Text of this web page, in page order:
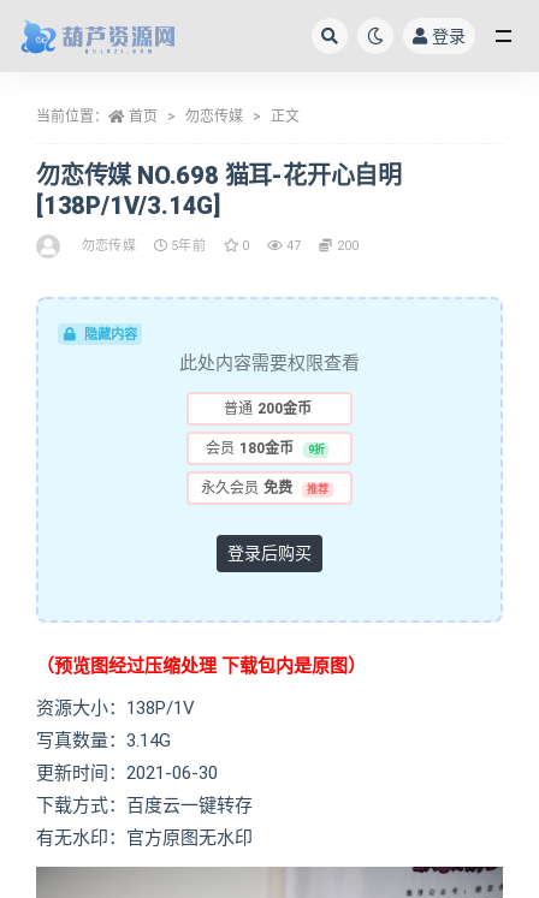
登录
当前位置： 首页 勿恋传媒 正文
勿恋传媒 NO.698 猫耳-花开心自明
[138P/1V/3.14G]
勿恋传媒 5年前 0 47 200
隐藏内容
此处内容需要权限查看
普通 200金币
会员 180金币 9折
永久会员 免费 推荐
登录后购买
（预览图经过压缩处理 下载包内是原图）
资源大小：138P/1V
写真数量：3.14G
更新时间：2021-06-30
下载方式：百度云一键转存
有无水印：官方原图无水印